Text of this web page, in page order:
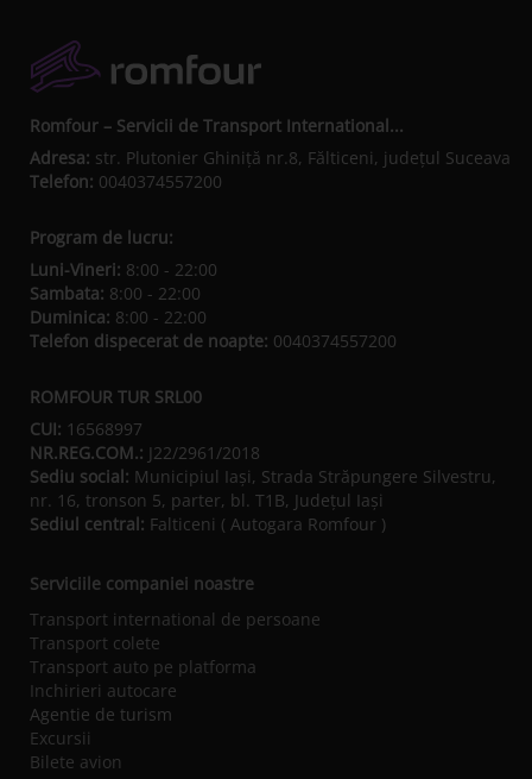
Romfour – Servicii de Transport International...
Adresa: str. Plutonier Ghiniţă nr.8, Fălticeni, judeţul Suceava
Telefon: 0040374557200
Program de lucru:
Luni-Vineri: 8:00 - 22:00
Sambata: 8:00 - 22:00
Duminica: 8:00 - 22:00
Telefon dispecerat de noapte: 0040374557200
ROMFOUR TUR SRL00
CUI: 16568997
NR.REG.COM.: J22/2961/2018
Sediu social: Municipiul Iaşi, Strada Străpungere Silvestru,
nr. 16, tronson 5, parter, bl. T1B, Județul Iaşi
Sediul central: Falticeni ( Autogara Romfour )
Serviciile companiei noastre
Transport international de persoane
Transport colete
Transport auto pe platforma
Inchirieri autocare
Agentie de turism
Excursii
Bilete avion